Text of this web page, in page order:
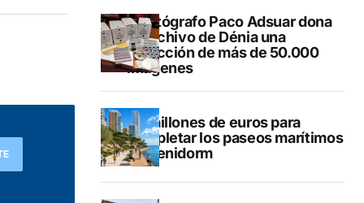
El fotógrafo Paco Adsuar dona
al Archivo de Dénia una
colección de más de 50.000
imágenes
50 millones de euros para
completar los paseos marítimos
de Benidorm